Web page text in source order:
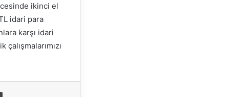
ikinci el
idari para
karşı idari
Yazdır